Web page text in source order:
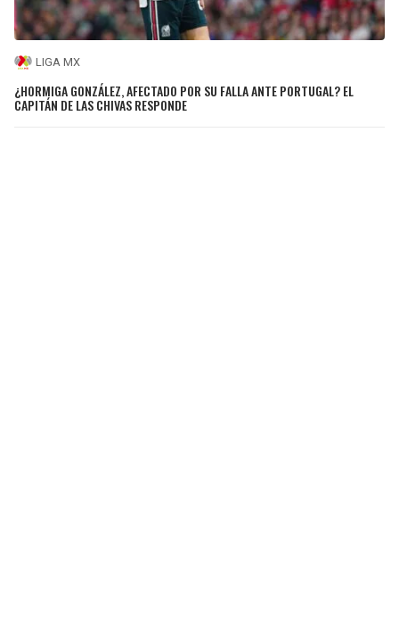
LIGA MX
¿HORMIGA GONZÁLEZ, AFECTADO POR SU FALLA ANTE PORTUGAL? EL
CAPITÁN DE LAS CHIVAS RESPONDE